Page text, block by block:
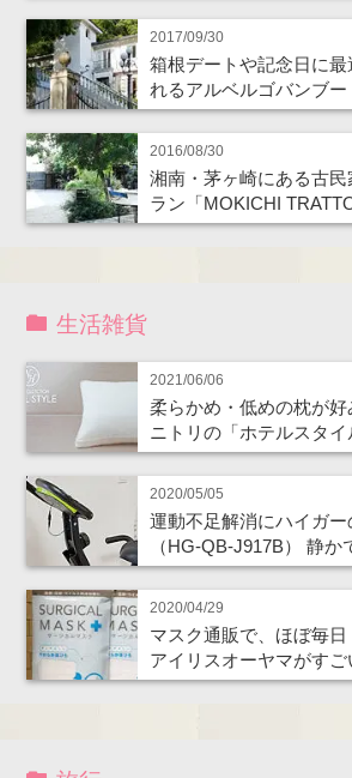
2017/09/30
箱根デートや記念日に
れるアルベルゴバンブー
2016/08/30
湘南・茅ヶ崎にある古
ラン「MOKICHI
生活雑貨
2021/06/06
柔らかめ・低めの枕が好
ニトリの「ホテルスタ
2020/05/05
運動不足解消にハイガー
（HG-QB-J917B） 静か
2020/04/29
マスク通販で、ほぼ毎
アイリスオーヤマがすご